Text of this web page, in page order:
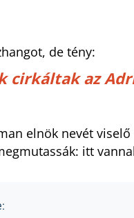
de tény:
cirkáltak az
elnök nevét
itt